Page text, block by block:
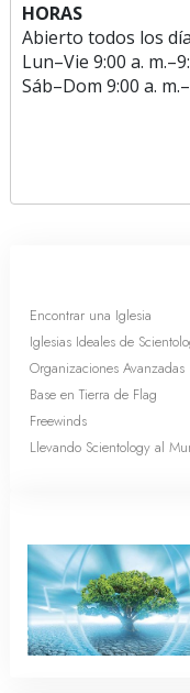
HORAS
Abierto todos los
Lun–Vie 9:00 a.
Sáb–Dom 9:00 a.
Encontrar una Iglesia
Iglesias Ideales de
Organizaciones Avanzadas
Base en Tierra de Flag
Freewinds
Llevando Scientology al